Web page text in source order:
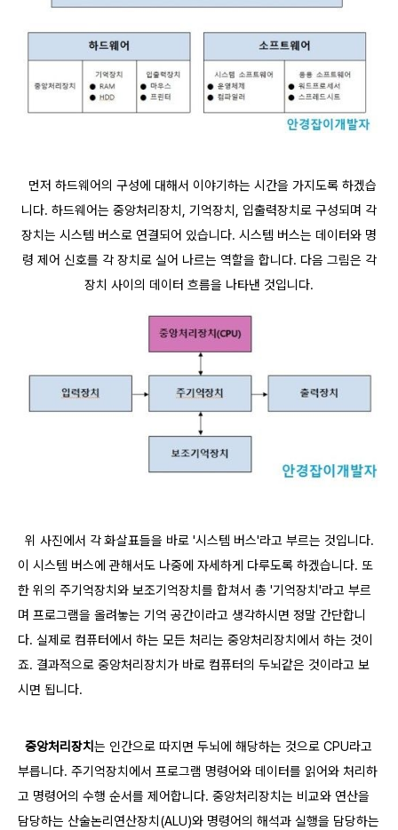
먼저 하드웨어의 구성에 대해서 이야기하는 시간을 가지도록 하겠습
니다. 하드웨어는 중앙처리장치, 기억장치, 입출력장치로 구성되며 각
장치는 시스템 버스로 연결되어 있습니다. 시스템 버스는 데이터와 명
령 제어 신호를 각 장치로 실어 나르는 역할을 합니다. 다음 그림은 각
장치 사이의 데이터 흐름을 나타낸 것입니다.
위 사진에서 각 화살표들을 바로 '시스템 버스'라고 부르는 것입니다.
이 시스템 버스에 관해서도 나중에 자세하게 다루도록 하겠습니다. 또
한 위의 주기억장치와 보조기억장치를 합쳐서 총 '기억장치'라고 부르
며 프로그램을 올려놓는 기억 공간이라고 생각하시면 정말 간단합니
다. 실제로 컴퓨터에서 하는 모든 처리는 중앙처리장치에서 하는 것이
죠. 결과적으로 중앙처리장치가 바로 컴퓨터의 두뇌같은 것이라고 보
시면 됩니다.
중앙처리장치 는 인간으로 따지면 두뇌에 해당하는 것으로 CPU라고
부릅니다. 주기억장치에서 프로그램 명령어와 데이터를 읽어와 처리하
고 명령어의 수행 순서를 제어합니다. 중앙처리장치는 비교와 연산을
담당하는 산술논리연산장치(ALU)와 명령어의 해석과 실행을 담당하는